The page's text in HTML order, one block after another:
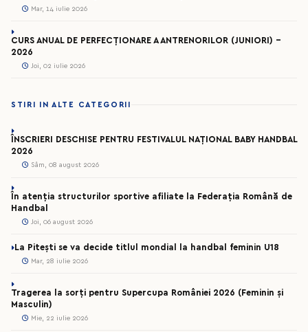
Mar, 14 iulie 2026
CURS ANUAL DE PERFECȚIONARE A ANTRENORILOR (JUNIORI) -
2026
Joi, 02 iulie 2026
STIRI IN ALTE CATEGORII
ÎNSCRIERI DESCHISE PENTRU FESTIVALUL NAȚIONAL BABY HANDBAL
2026
Sâm, 08 august 2026
În atenția structurilor sportive afiliate la Federația Română de
Handbal
Joi, 06 august 2026
La Pitești se va decide titlul mondial la handbal feminin U18
Mar, 28 iulie 2026
Tragerea la sorți pentru Supercupa României 2026 (Feminin și
Masculin)
Mie, 22 iulie 2026